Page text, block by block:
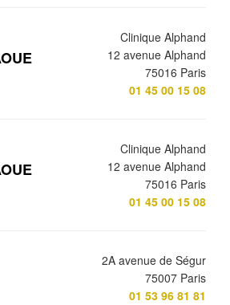
Clinique Alphand
12 avenue Alphand
75016 Paris
01 45 00 15 08
Clinique Alphand
12 avenue Alphand
75016 Paris
01 45 00 15 08
2A avenue de Ségur
75007 Paris
01 53 96 81 81